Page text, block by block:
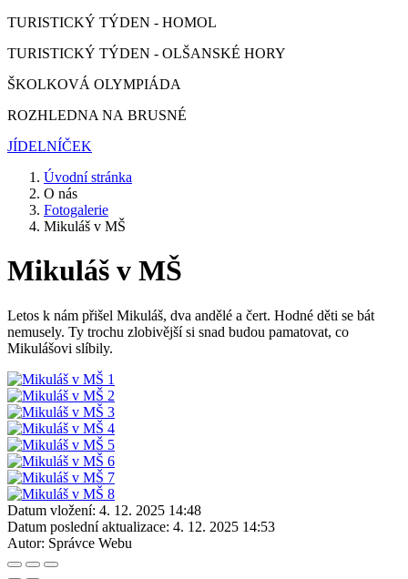
TURISTICKÝ TÝDEN - HOMOL
TURISTICKÝ TÝDEN - OLŠANSKÉ HORY
ŠKOLKOVÁ OLYMPIÁDA
ROZHLEDNA NA BRUSNÉ
JÍDELNÍČEK
Úvodní stránka
O nás
Fotogalerie
Mikuláš v MŠ
Mikuláš v MŠ
Letos k nám přišel Mikuláš, dva andělé a čert. Hodné děti se bát
nemusely. Ty trochu zlobivější si snad budou pamatovat, co
Mikulášovi slíbily.
Datum vložení: 4. 12. 2025 14:48
Datum poslední aktualizace: 4. 12. 2025 14:53
Autor: Správce Webu